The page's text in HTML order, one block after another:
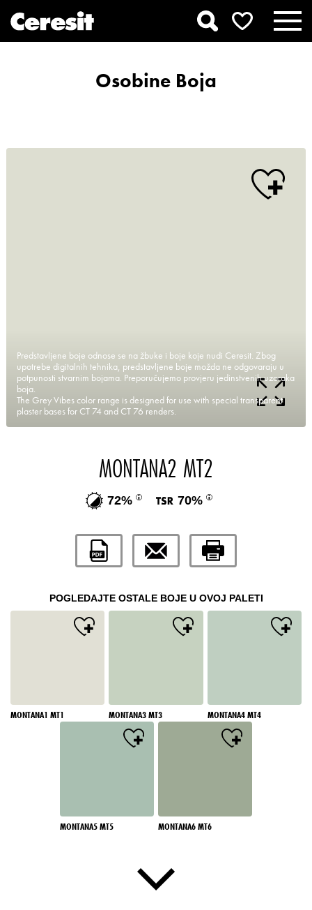
Osobine Boja
Predstavljene boje odnose se na žbuke i boje koje nudi Ceresit. Zbog
upotrebe digitalnih tehnika, predstavljene boje možda ne odgovaraju u
potpunosti stvarnim bojama. Preporučujemo provjeru jedinstvenih uzoraka
boja.
The Grey Vibes color range is designed for use with special transparent
plaster bases for CT 74 and CT 76 renders.
MONTANA2 MT2
72% 70%
POGLEDAJTE OSTALE BOJE U OVOJ PALETI
MONTANA1 MT1 MONTANA3 MT3 MONTANA4 MT4
MONTANA5 MT5 MONTANA6 MT6